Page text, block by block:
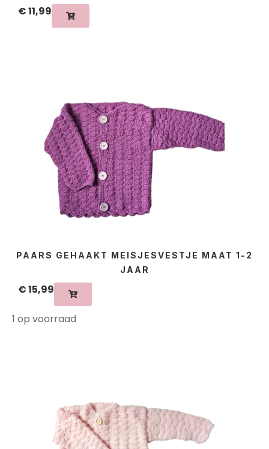
€11,99
PAARS GEHAAKT MEISJESVESTJE MAAT 1-2
JAAR
€15,99
1 op voorraad